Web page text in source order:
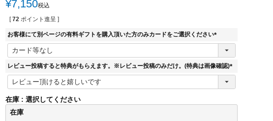
¥7,150税込
[ 72 ポイント進呈 ]
お客様にて別ページの有料ギフトを購入頂いた方のみカードをご選択ください
(
須
レビュー投稿すると特典がもらえます。※レビュー投稿のみだけ。(特典は画像確認)
(
)
在庫
選択してください
在庫